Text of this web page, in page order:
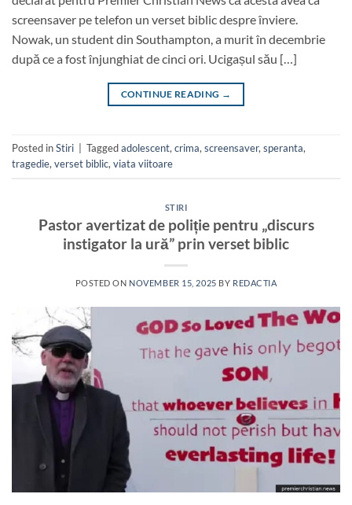
screensaver pe telefon un verset biblic despre înviere.
Nowak, un student din Southampton, a murit în decembrie
după ce a fost înjunghiat de cinci ori. Ucigașul său […]
CONTINUE READING →
Posted inStiri Taggedadolescent, crima, screensaver, speranta,
tragedie, verset biblic, viata viitoare
STIRI
Pastor avertizat de poliție pentru „discurs
instigator la ură” prin verset biblic
POSTED ON NOVEMBER 15, 2025 BY REDACTIA